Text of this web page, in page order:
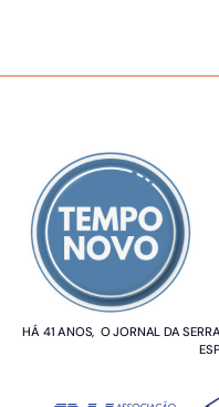
HÁ 41 ANOS, O JORNAL DA